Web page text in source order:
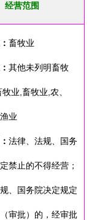
经营范围
畜牧业
其他未列明畜牧
业,畜牧业,农、
业
法律、法规、国务
禁止的不得经营；
、国务院决定规定
审批）的，经审批